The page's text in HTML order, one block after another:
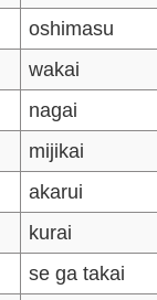
oshimasu
wakai
nagai
mijikai
akarui
kurai
se ga takai